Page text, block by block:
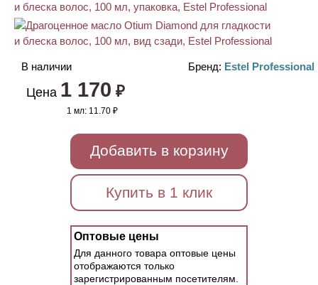
В наличии Бренд: Estel Professional
Цена 1 170 ₽
1 мл:11.70 ₽
Добавить в корзину
Купить в 1 клик
Оптовые цены
Для данного товара оптовые цены
отображаются только
зарегистрированным посетителям.